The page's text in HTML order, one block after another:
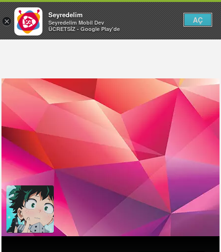
×
Seyredelim
Seyredelim Mobil Dev
ÜCRETSİZ - Google Play'de
AÇ